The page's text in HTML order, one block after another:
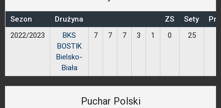
Sezon Drużyna ZS Sety
2022/2023
BKS
BOSTIK
Bielsko-
Biała
7 7 7 3 1 0 25
Puchar Polski